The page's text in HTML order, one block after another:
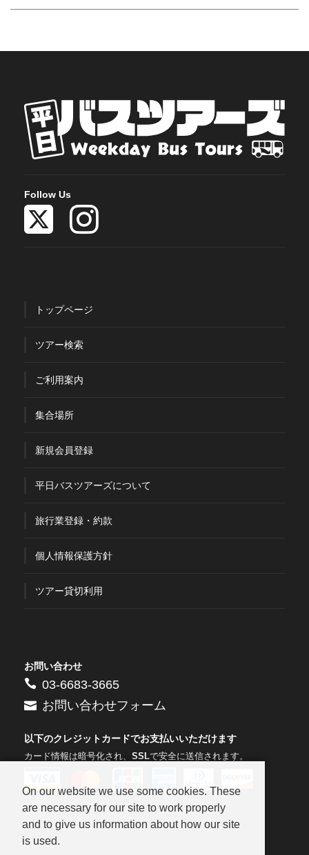
Follow Us
トップページ
ツアー検索
ご利用案内
集合場所
新規会員登録
平日バスツアーズについて
旅行業登録・約款
個人情報保護方針
ツアー貸切利用
お問い合わせ
03-6683-3665
お問い合わせフォーム
以下のクレジットカードでお支払いいただけます
カード情報は暗号化され、 SSLで安全に送信されます。
On our website we use some cookies. These
are necessary for our site to work properly
and to give us information about how our site
is used.